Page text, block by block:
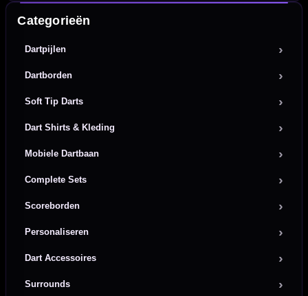
Categorieën
Dartpijlen
Dartborden
Soft Tip Darts
Dart Shirts & Kleding
Mobiele Dartbaan
Complete Sets
Scoreborden
Personaliseren
Dart Accessoires
Surrounds